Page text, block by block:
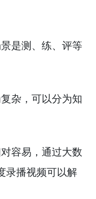
是测、练、评等
杂，可以分为知
容易，通过大数
录播视频可以解